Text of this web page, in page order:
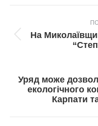
navigation
На
Уряд може
екологічного
Карпати